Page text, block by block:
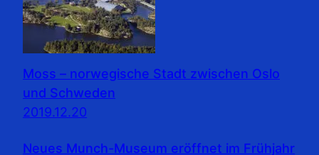
Moss – norwegische Stadt zwischen Oslo
und Schweden
2019.12.20
Neues Munch-Museum eröffnet im Frühjahr